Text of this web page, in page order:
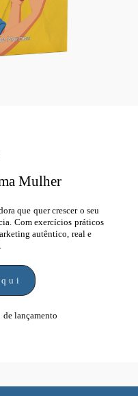
Mulher
que quer crescer o seu
Com exercícios práticos
autêntico, real e
lançamento